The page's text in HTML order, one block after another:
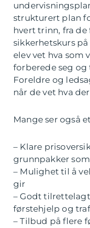
strukturert plan
hvert trinn, fra
sikkerhetskurs
elev vet hva som
forberede seg
Foreldre og
når de vet hva
Mange ser også
– Klare
grunnpakker
– Mulighet til å
gir
– Godt
førstehjelp og
– Tilbud på flere